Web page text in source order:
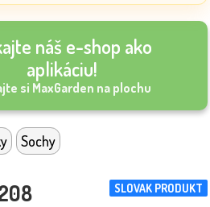
náš e-shop ako
aplikáciu!
si MaxGarden na plochu
Sochy
SLOVAK PRODUKT